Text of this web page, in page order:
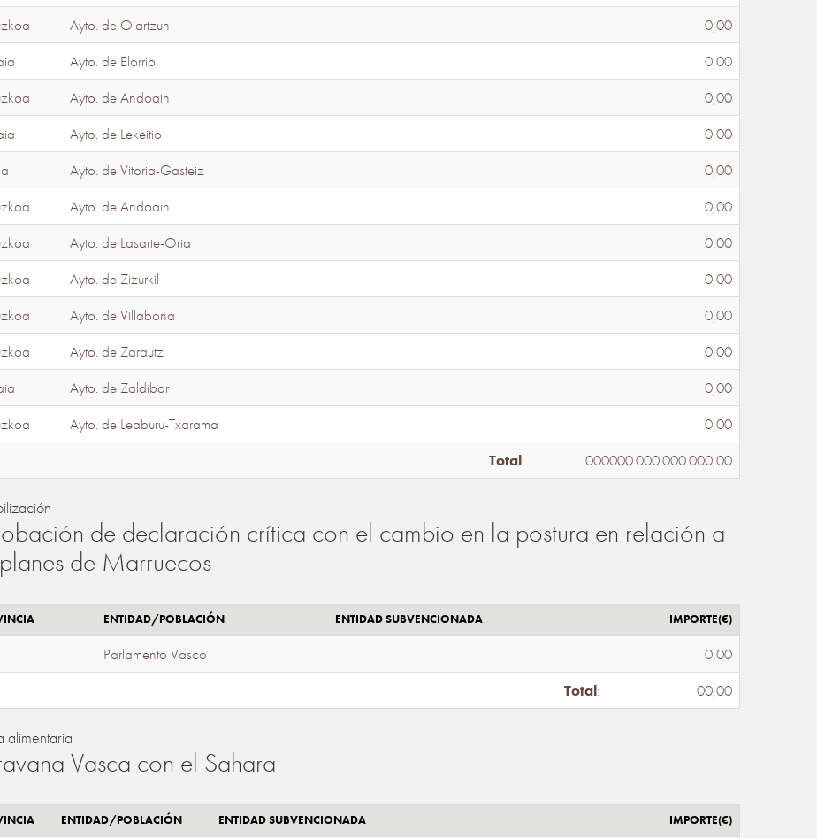
Ayto. de Oiartzun
0,00
Ayto. de Elorrio
0,00
Ayto. de Andoain
0,00
Ayto. de Lekeitio
0,00
Ayto. de Vitoria-Gasteiz
0,00
Ayto. de Andoain
0,00
Ayto. de Lasarte-Oria
0,00
Ayto. de Zizurkil
0,00
Ayto. de Villabona
0,00
Ayto. de Zarautz
0,00
Ayto. de Zaldibar
0,00
Ayto. de Leaburu-Txarama
0,00
Total: 000000.000.000.000,00
de declaración crítica con el cambio en la postura en relación a
de Marruecos
ENTIDAD/POBLACIÓN ENTIDAD SUBVENCIONADA IMPORTE(€)
Parlamento Vasco
0,00
Total: 00,00
alimentaria
Vasca con el Sahara
ENTIDAD/POBLACIÓN ENTIDAD SUBVENCIONADA IMPORTE(€)